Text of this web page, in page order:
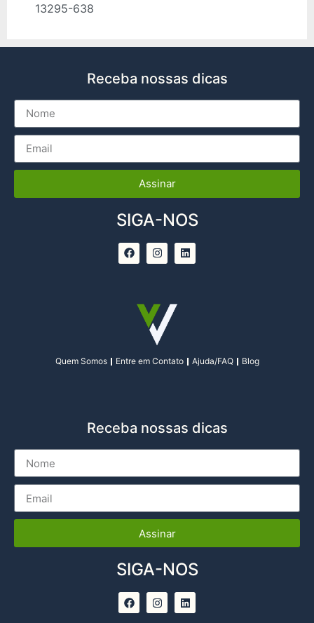
13295-638
Receba nossas dicas
Assinar
SIGA-NOS
Quem Somos Entre em Contato Ajuda/FAQ Blog
Receba nossas dicas
Assinar
SIGA-NOS